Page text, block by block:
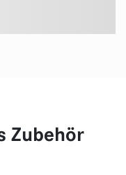
Zubehör